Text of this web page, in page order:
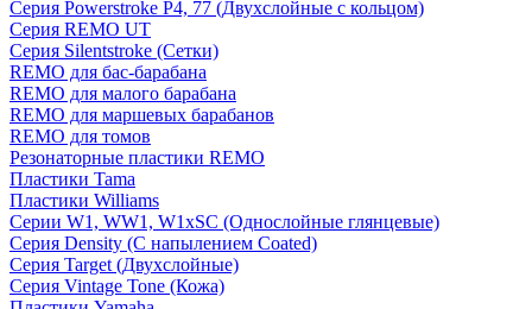
Серия Powerstroke P4, 77 (Двухслойные с кольцом)
Серия REMO UT
Серия Silentstroke (Сетки)
REMO для бас-барабана
REMO для малого барабана
REMO для маршевых барабанов
REMO для томов
Резонаторные пластики REMO
Пластики Tama
Пластики Williams
Серии W1, WW1, W1xSC (Однослойные глянцевые)
Серия Density (C напылением Coated)
Серия Target (Двухслойные)
Серия Vintage Tone (Кожа)